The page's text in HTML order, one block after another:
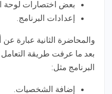
بعض اختصارات لوحة
إعدادات البرنامج.
والمحاضرة الثانية عبارة
بعد ما عرفت طريقة
البرنامج مثل:
إضافة الشخصيات.